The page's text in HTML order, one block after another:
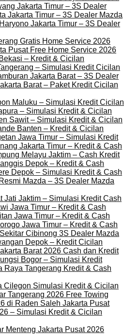
Jakarta Timur – 3S Dealer
Jakarta Timur – 3S Dealer Mazda
Jakarta Timur – 3S Dealer
Gratis Home Service 2026
Pusat Free Home Service 2026
– Kredit & Cicilan
– Simulasi Kredit Cicilan
Jakarta Barat – 3S Dealer
Barat – Paket Kredit Cicilan
Maluku – Simulasi Kredit Cicilan
– Simulasi Kredit & Cicilan
Sawit – Simulasi Kredit & Cicilan
Banten – Kredit & Cicilan
Jawa Timur – Simulasi Kredit
Jakarta Timur – Kredit & Cash
Melayu Jaktim – Cash Kredit
Depok – Kredit & Cash
Depok – Simulasi Kredit & Cash
Mazda – 3S Dealer Mazda
Jati Jaktim – Simulasi Kredit Cash
Jawa Timur – Kredit & Cash
Jawa Timur – Kredit & Cash
Jawa Timur – Kredit & Cash
Cibinong 3S Dealer Mazda
Depok – Kredit Cicilan
Barat 2026 Cash dan Kredit
Bogor – Simulasi Kredit
Raya Tangerang Kredit & Cash
Cilegon Simulasi Kredit & Cicilan
Tangerang 2026 Free Towing
di Raden Saleh Jakarta Pusat
– Simulasi Kredit & Cicilan
Menteng Jakarta Pusat 2026